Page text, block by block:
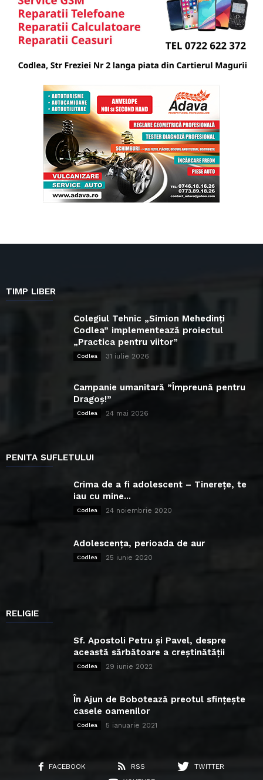
TIMP LIBER
Colegiul Tehnic „Simion Mehedinți
Codlea” implementează proiectul
„Practica pentru viitor”
Codlea 31 iulie 2026
Campanie umanitară ”Împreună pentru
Dragoș!”
Codlea 24 mai 2026
PENITA SUFLETULUI
Crima de a fi adolescent – Tinerețe, te
iau cu mine...
Codlea 24 noiembrie 2020
Adolescența, perioada de aur
Codlea 25 iunie 2020
RELIGIE
Sf. Apostoli Petru și Pavel, despre
această sărbătoare a creștinătății
Codlea 29 iunie 2022
În Ajun de Bobotează preotul sfințește
casele oamenilor
Codlea 5 ianuarie 2021
FACEBOOK RSS
TWITTER